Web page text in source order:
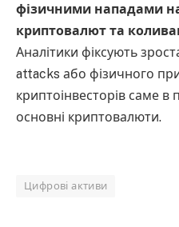
фізичними нападами
криптовалют та
Аналітики фіксують
attacks або фізичного
криптоінвесторів саме в
основні криптовалюти.
Цифрові активи